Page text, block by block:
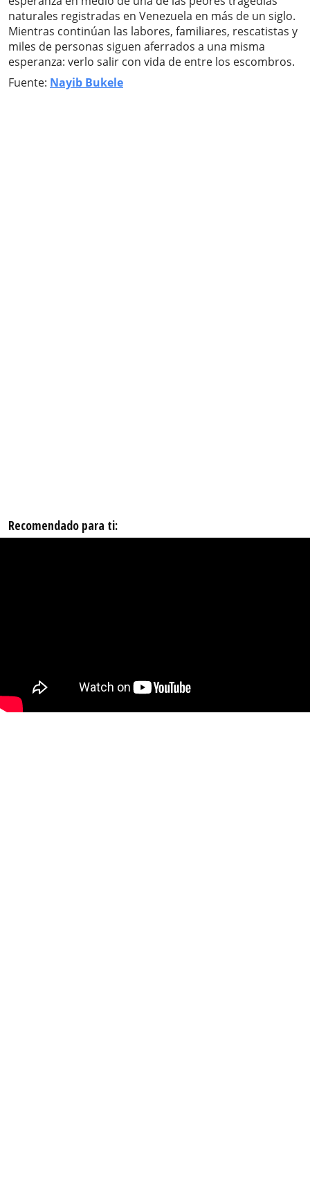
naturales registradas en Venezuela en más de un siglo.
Mientras continúan las labores, familiares, rescatistas y
miles de personas siguen aferrados a una misma
esperanza: verlo salir con vida de entre los escombros.
Fuente: Nayib Bukele
Recomendado para ti: